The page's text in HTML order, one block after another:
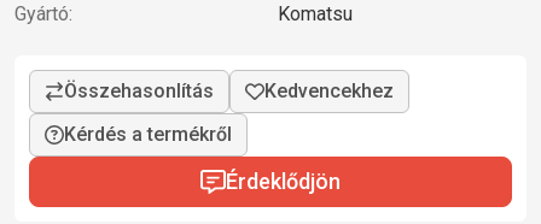
Gyártó:
Komatsu
Kérdés a termékről
Érdeklődjön